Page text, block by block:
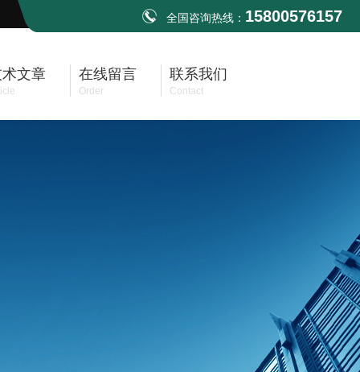
全国咨询热线： 15800576157
文章 在线留言
Order
联系我们
Contact